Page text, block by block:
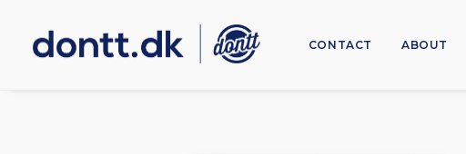
CONTACT ABOUT